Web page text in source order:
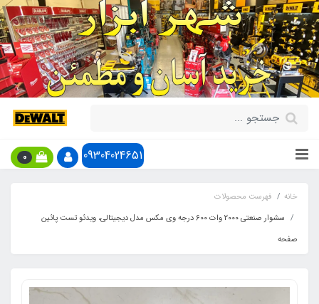
09304024651
0
خانه
فهرست محصولات
سشوار صنعتی 2000 وات 600 درجه وی مکس مدل دیجیتالی، ویدئو تست پائین
صفحه